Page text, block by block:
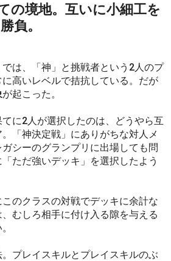
の境地。互いに小細工を
負。
は、「神」と挑戦者という2人のプ
高いレベルで拮抗している。だが
が起こった。
に2人が選択したのは、どうやら互
「神決定戦」にありがちな対人メ
シーのグランプリに出場しても問
ただ強いデッキ」を選択したよう
のクラスの対戦でデッキに余計な
むしろ相手に付け入る隙を与える
プレイスキルとプレイスキルのぶ